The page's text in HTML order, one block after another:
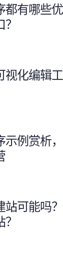
都有哪些
视化编辑
示例赏析
站可能吗